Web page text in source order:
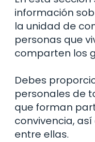
información
la unidad de
personas que
comparten los
Debes
personales de
que forman
convivencia,
entre ellas.